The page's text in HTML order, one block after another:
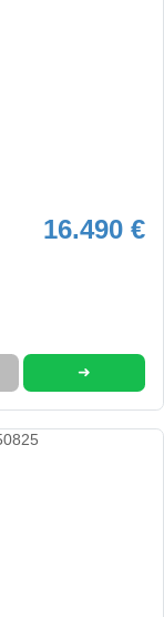
16.490 €
➜